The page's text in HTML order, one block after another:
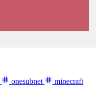
onesubnet
minecraft